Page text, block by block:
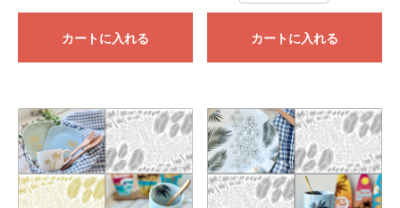
カートに入れる カートに入れる